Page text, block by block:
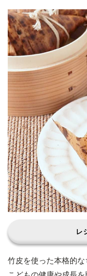
レ
竹皮を使った本格的な